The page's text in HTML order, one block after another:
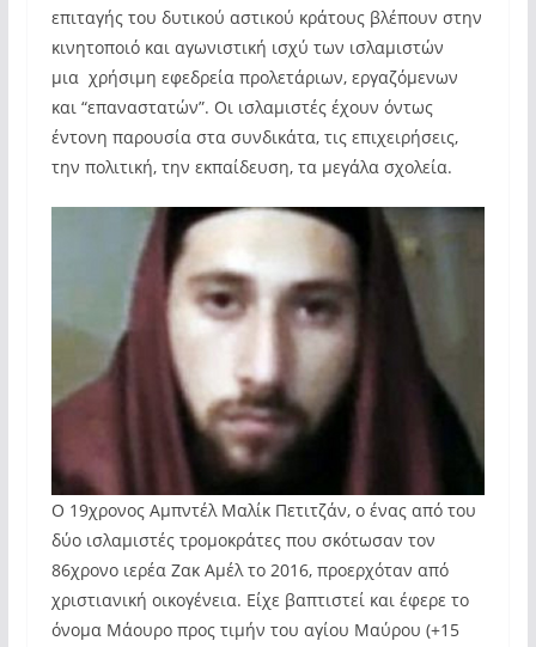
επιταγής του δυτικού αστικού κράτους βλέπουν στην
κινητοποιό και αγωνιστική ισχύ των ισλαμιστών
μια χρήσιμη εφεδρεία προλετάριων, εργαζόμενων
και “επαναστατών”. Οι ισλαμιστές έχουν όντως
έντονη παρουσία στα συνδικάτα, τις επιχειρήσεις,
την πολιτική, την εκπαίδευση, τα μεγάλα σχολεία.
Ο 19χρονος Αμπντέλ Μαλίκ Πετιτζάν, ο ένας από του
δύο ισλαμιστές τρομοκράτες που σκότωσαν τον
86χρονο ιερέα Ζακ Αμέλ το 2016, προερχόταν από
χριστιανική οικογένεια. Είχε βαπτιστεί και έφερε το
όνομα Μάουρο προς τιμήν του αγίου Μαύρου (+15